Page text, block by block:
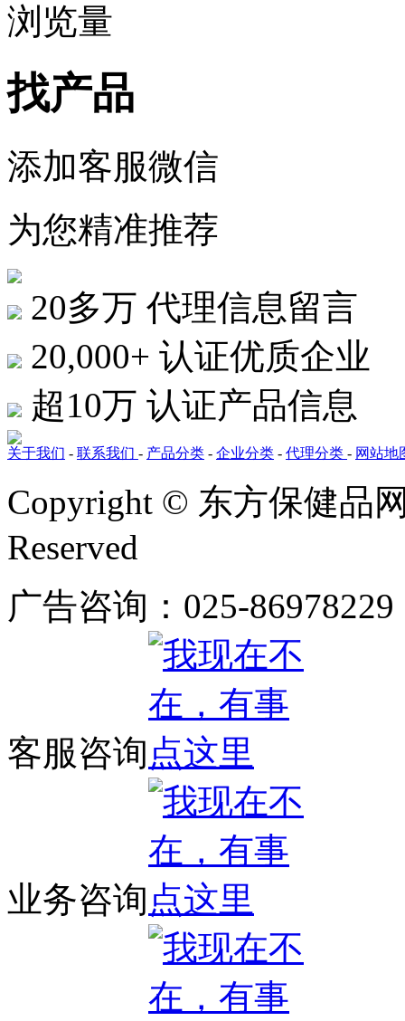
浏览量
找产品
添加客服微信
为您精准推荐
20多万 代理信息留言
20,000+ 认证优质企业
超10万 认证产品信息
关于我们 - 联系我们 - 产品分类 - 企业分类 - 代理分类 - 网站地
Copyright © 东方保健品
Reserved
广告咨询：025-
客服咨询
业务咨询